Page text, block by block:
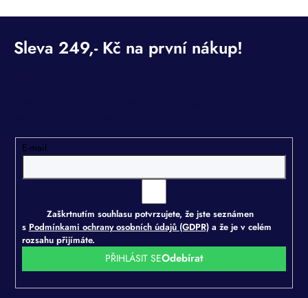
E-mail
Zaškrtnutím souhlasu potvrzujete, že jste seznámen
s Podmínkami ochrany osobních údajů (GDPR)a že je v celém
rozsahu přijímáte.
PŘIHLÁSIT SE